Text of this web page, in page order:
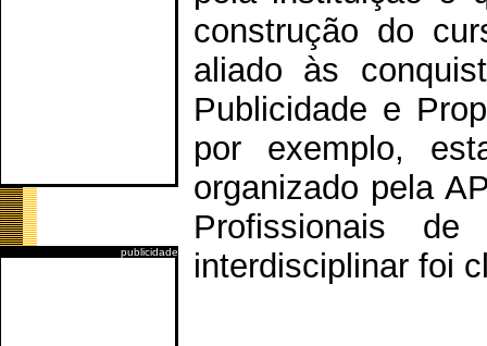
publicidade
construção do
aliado às
Publicidade e
por exemplo,
organizado pela
Profissionais
interdisciplinar foi